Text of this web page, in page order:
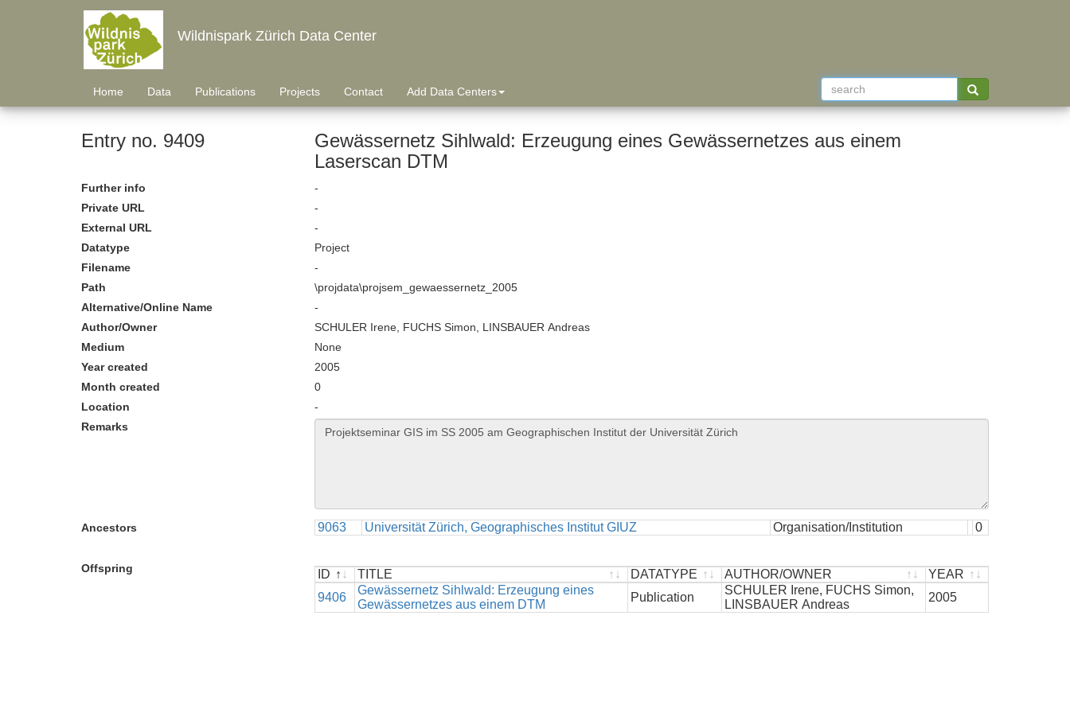
Wildnispark Zürich Data Center
Home Data Publications Projects Contact Add Data Centers
Entry no. 9409
Gewässernetz Sihlwald: Erzeugung eines Gewässernetzes aus einem
Laserscan DTM
Further info
-
Private URL
-
External URL
-
Datatype
Project
Filename
-
Path
\projdata\projsem_gewaessernetz_2005
Alternative/Online Name
-
Author/Owner
SCHULER Irene, FUCHS Simon, LINSBAUER Andreas
Medium
None
Year created
2005
Month created
0
Location
-
Remarks
Ancestors 9063 Universität Zürich, Geographisches Institut GIUZ Organisation/Institution 0
Offspring ID TITLE DATATYPE AUTHOR/OWNER
YEAR
ID
TITLE DATATYPE AUTHOR/OWNER YEAR
9406
Gewässernetz Sihlwald: Erzeugung eines
Gewässernetzes aus einem DTM
Publication
SCHULER Irene, FUCHS Simon,
LINSBAUER Andreas
2005